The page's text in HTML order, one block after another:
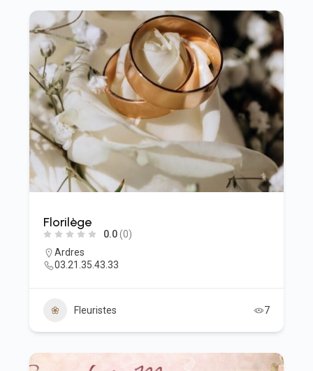
Florilège
0.0(0)
Ardres
03.21.35.43.33
Fleuristes 7